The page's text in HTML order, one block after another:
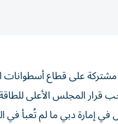
على قطاع أسطوانات
دبي ما لم تُعبأ في